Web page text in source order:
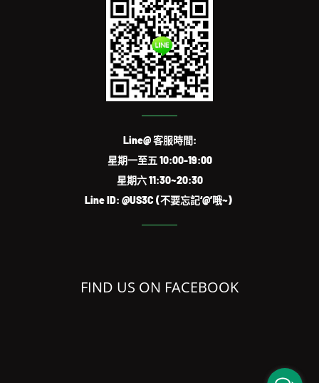
Line@ 客服時間:
星期一至五 10:00-19:00
星期六 11:30~20:30
Line ID: @US3C (不要忘記‘@’哦~)
FIND US ON FACEBOOK